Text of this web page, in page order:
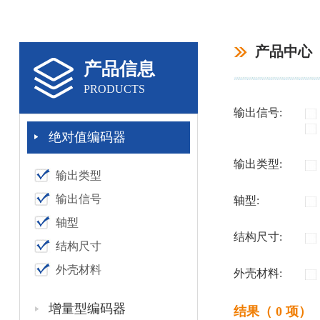
产品信息
PRODUCTS
绝对值编码器
输出类型
输出信号
轴型
结构尺寸
外壳材料
增量型编码器
产品中心
输出信号:
输出类型:
轴型:
结构尺寸:
外壳材料:
结果（ 0 项）